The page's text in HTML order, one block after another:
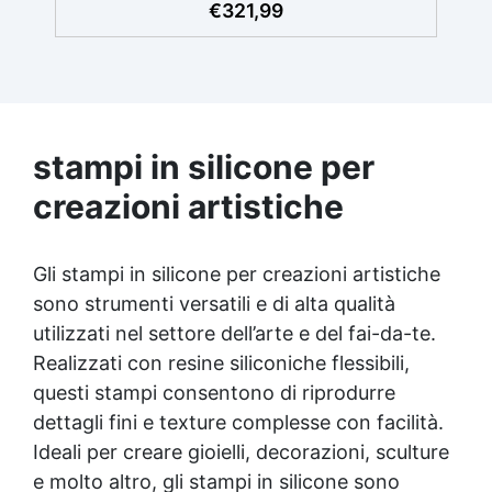
necessario raddoppiare la quantità
consigliata. Sparta Top: Consumo
duratura. ✅ Facile Applicazione: Si applica
facilmente con rullo, pennello o a spruzzo,
legno, cemento e epossidiche. ✅ Economica
e Conveniente: Con una resa di 100-120 ml
per metro quadro, una confezione da 3,6 litri
copre fino a 39 m², rendendo FLOOR SHIELD
delle superfici. ✅ Semplice da Mantenere:
La superficie trattata è facilmente lavabile e
può essere ripristinata con una mano di
prodotto anche dopo un anno.
€321,99
stampi in silicone per
creazioni artistiche
Gli stampi in silicone per creazioni artistiche
sono strumenti versatili e di alta qualità
utilizzati nel settore dell’arte e del fai-da-te.
Realizzati con resine siliconiche flessibili,
questi stampi consentono di riprodurre
dettagli fini e texture complesse con facilità.
Ideali per creare gioielli, decorazioni, sculture
e molto altro, gli stampi in silicone sono